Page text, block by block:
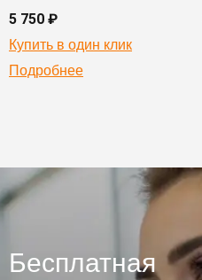
5 750 ₽
Купить в один клик
Подробнее
Бесплатная